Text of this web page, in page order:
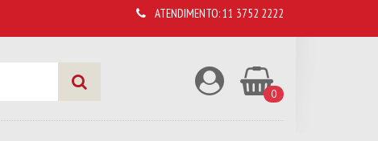
ATENDIMENTO:11 3752 2222
0